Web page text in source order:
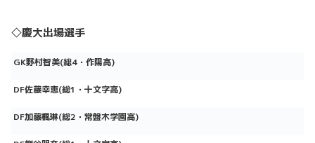
◇慶大出場選手
GK野村智美(総4 ・作陽高)
DF佐藤幸恵(総1 ・十文字高)
DF加藤楓琳(総2 ・常盤木学園高)